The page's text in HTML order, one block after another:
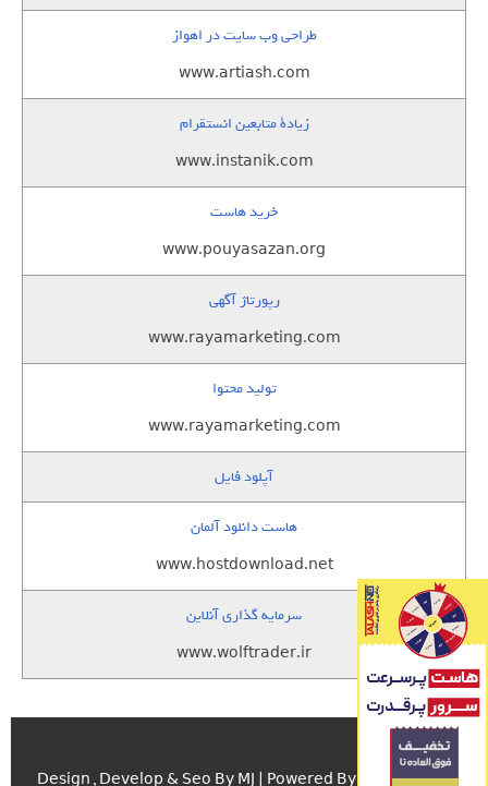
طراحی وب سایت در اهواز
www.artiash.com
زيادة متابعين انستقرام
www.instanik.com
خرید هاست
www.pouyasazan.org
رپورتاژ آگهی
www.rayamarketing.com
تولید محتوا
www.rayamarketing.com
آپلود فایل
هاست دانلود آلمان
www.hostdownload.net
سرمایه گذاری آنلاین
www.wolftrader.ir
Design , Develop & Seo By MJ | Powered By اسکریپت.com